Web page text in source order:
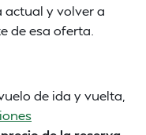
actual y volver a
de esa oferta.
de ida y vuelta,